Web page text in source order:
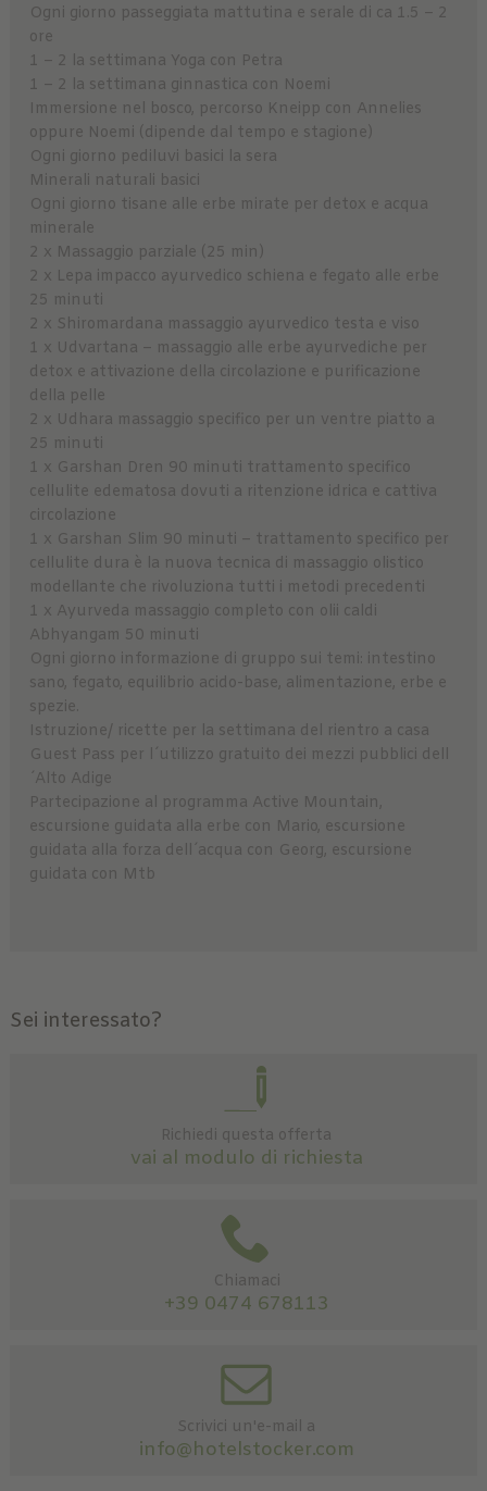
Ogni giorno passeggiata mattutina e serale di ca 1.5 – 2
ore
1 – 2 la settimana Yoga con Petra
1 – 2 la settimana ginnastica con Noemi
Immersione nel bosco, percorso Kneipp con Annelies
oppure Noemi (dipende dal tempo e stagione)
Ogni giorno pediluvi basici la sera
Minerali naturali basici
Ogni giorno tisane alle erbe mirate per detox e acqua
minerale
2 x Massaggio parziale (25 min)
2 x Lepa impacco ayurvedico schiena e fegato alle erbe
25 minuti
2 x Shiromardana massaggio ayurvedico testa e viso
1 x Udvartana – massaggio alle erbe ayurvediche per
detox e attivazione della circolazione e purificazione
della pelle
2 x Udhara massaggio specifico per un ventre piatto a
25 minuti
1 x Garshan Dren 90 minuti trattamento specifico
cellulite edematosa dovuti a ritenzione idrica e cattiva
circolazione
1 x Garshan Slim 90 minuti – trattamento specifico per
cellulite dura è la nuova tecnica di massaggio olistico
modellante che rivoluziona tutti i metodi precedenti
1 x Ayurveda massaggio completo con olii caldi
Abhyangam 50 minuti
Ogni giorno informazione di gruppo sui temi: intestino
sano, fegato, equilibrio acido-base, alimentazione, erbe e
spezie.
Istruzione/ ricette per la settimana del rientro a casa
Guest Pass per l´utilizzo gratuito dei mezzi pubblici dell
´Alto Adige
Partecipazione al programma Active Mountain,
escursione guidata alla erbe con Mario, escursione
guidata alla forza dell´acqua con Georg, escursione
guidata con Mtb
Sei interessato?
Richiedi questa offerta
vai al modulo di richiesta
Chiamaci
+39 0474 678113
Scrivici un'e-mail a
info@hotelstocker.com